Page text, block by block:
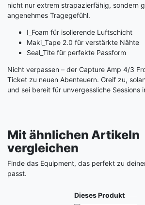
nicht nur extrem strapazierfähig, sondern
angenehmes Tragegefühl.
I_Foam für isolierende Luftschicht
Maki_Tape 2.0 für verstärkte Nähte
Seal_Tite für perfekte Passform
Nicht verpassen – der Capture Amp 4/3
Ticket zu neuen Abenteuern. Greif zu,
und sei bereit für unvergessliche Sessions
Mit ähnlichen Artikeln
vergleichen
Finde das Equipment, das perfekt zu
passt.
Dieses Produkt